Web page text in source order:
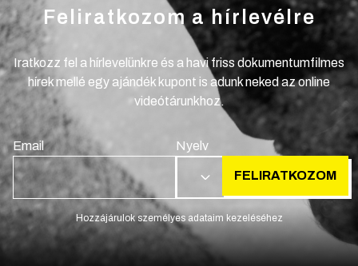
Feliratkozom a hírlevélre
Iratkozz fel a hírlevelünkre és a havi friss dokumentumfilmes
hírek mellé egy ajándék kupont is adunk neked az online
videótárunkhoz.
Email Nyelv
HU FELIRATKOZOM
Hozzájárulok személyes adataim kezeléséhez